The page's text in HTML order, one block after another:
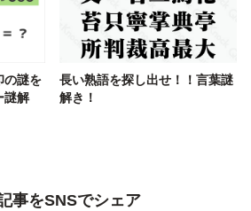
の謎を
謎解
長い熟語を探し出せ！！言葉謎
解き！
事をSNSでシェア